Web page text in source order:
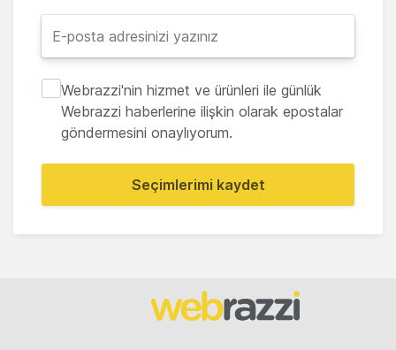
Webrazzi'nin hizmet ve ürünleri ile günlük
Webrazzi haberlerine ilişkin olarak epostalar
göndermesini onaylıyorum.
Seçimlerimi kaydet